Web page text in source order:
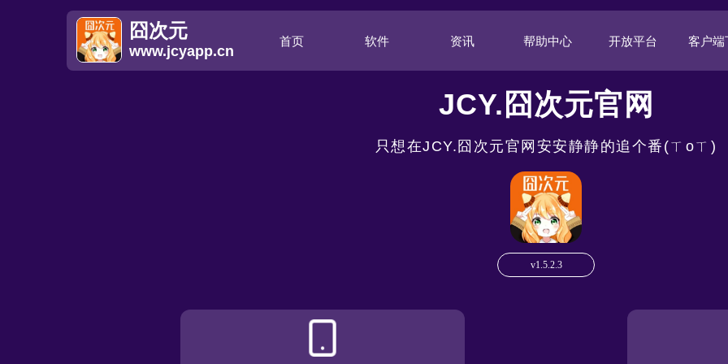
首页 软件 资讯 帮助中心 开放平台 客户端
囧次元
www.jcyapp.cn
JCY.囧次元官网
只想在JCY.囧次元官网安安静静的追个番(ㄒoㄒ)
v1.5.2.3